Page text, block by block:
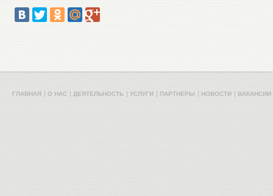
ГЛАВНАЯ О НАС ДЕЯТЕЛЬНОСТЬ УСЛУГИ ПАРТНЕРЫ НОВОСТИ ВАКАНСИИ